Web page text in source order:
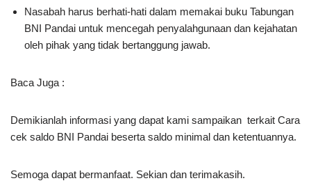
Nasabah harus berhati-hati dalam memakai buku Tabungan
BNI Pandai untuk mencegah penyalahgunaan dan kejahatan
oleh pihak yang tidak bertanggung jawab.
Baca Juga :
Demikianlah informasi yang dapat kami sampaikan terkait Cara
cek saldo BNI Pandai beserta saldo minimal dan ketentuannya.
Semoga dapat bermanfaat. Sekian dan terimakasih.